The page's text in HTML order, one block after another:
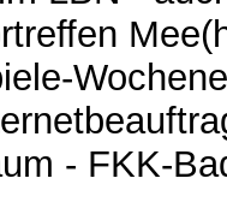
- FKK-